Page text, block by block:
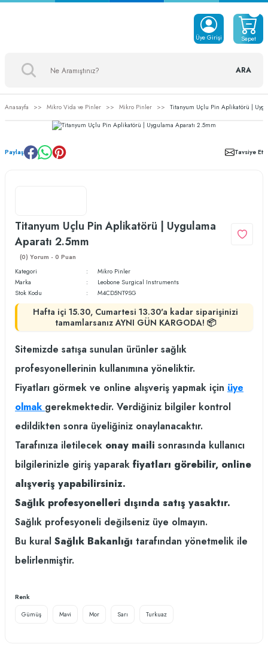
ARA
Üye Girişi Sepet
Anasayfa Mikro Vida ve Pinler Mikro Pinler Titanyum Uçlu Pin Aplikatörü |
Paylaş Tavsiye Et
Titanyum Uçlu Pin Aplikatörü | Uygulama
Aparatı 2.5mm
(0) Yorum - 0 Puan
Kategori
Mikro Pinler
Marka
Leobone Surgical Instruments
Stok Kodu
M4CD5NT9SG
Hafta içi 15.30, Cumartesi 13.30'a kadar siparişinizi
tamamlarsanız AYNI GÜN KARGODA! 📦
Sitemizde satışa sunulan ürünler sağlık
profesyonellerinin kullanımına yöneliktir.
Fiyatları görmek ve online alışveriş yapmak için üye
olmak gerekmektedir. Verdiğiniz bilgiler kontrol
edildikten sonra üyeliğiniz onaylanacaktır.
Tarafınıza iletilecek onay maili sonrasında kullanıcı
bilgilerinizle giriş yaparak fiyatları görebilir, online
alışveriş yapabilirsiniz.
Sağlık profesyonelleri dışında satış yasaktır.
Sağlık profesyoneli değilseniz üye olmayın.
Bu kural Sağlık Bakanlığı tarafından yönetmelik ile
belirlenmiştir.
Renk
Gümüş
Mavi Mor Sarı Turkuaz